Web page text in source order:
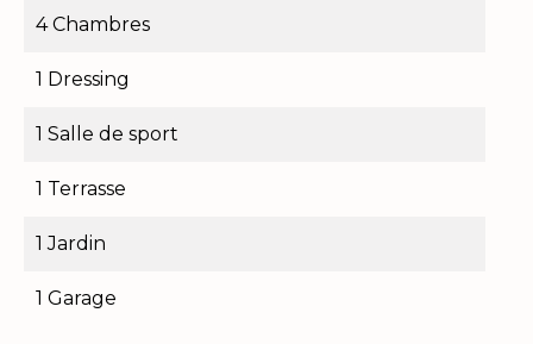
4 Chambres
1 Dressing
1 Salle de sport
1 Terrasse
1 Jardin
1 Garage